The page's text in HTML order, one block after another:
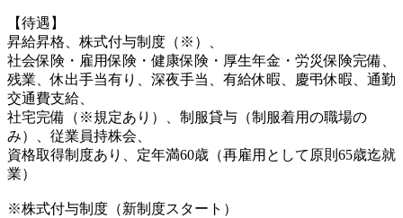
【待遇】
昇給昇格、株式付与制度（※）、
社会保険・雇用保険・健康保険・厚生年金・労災保険完備、
残業、休出手当有り、深夜手当、有給休暇、慶弔休暇、通勤
交通費支給、
社宅完備（※規定あり）、制服貸与（制服着用の職場の
み）、従業員持株会、
資格取得制度あり、定年満60歳（再雇用として原則65歳迄就
業）
※株式付与制度（新制度スタート）